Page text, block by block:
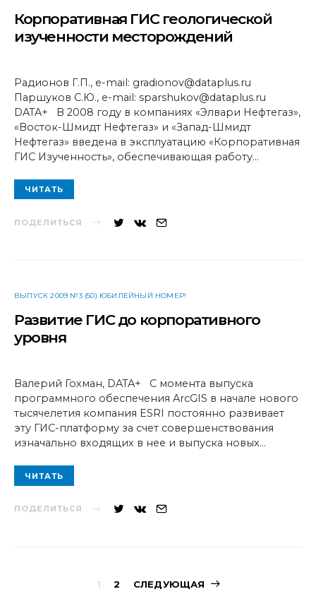
Корпоративная ГИС геологической
изученности месторождений
Радионов Г.П., e-mail: gradionov@dataplus.ru
Паршуков С.Ю., e-mail: sparshukov@dataplus.ru
DATA+ В 2008 году в компаниях «Элвари Нефтегаз»,
«Восток-Шмидт Нефтегаз» и «Запад-Шмидт
Нефтегаз» введена в эксплуатацию «Корпоративная
ГИС Изученность», обеспечивающая работу…
ЧИТАТЬ
ПОДЕЛИТЬСЯ
ВЫПУСК 2009 №3 (50) ЮБИЛЕЙНЫЙ НОМЕР!
Развитие ГИС до корпоративного
уровня
Валерий Гохман, DATA+ С момента выпуска
программного обеспечения ArcGIS в начале нового
тысячелетия компания ESRI постоянно развивает
эту ГИС-платформу за счет совершенствования
изначально входящих в нее и выпуска новых…
ЧИТАТЬ
ПОДЕЛИТЬСЯ
Навигация
1 2 СЛЕДУЮЩАЯ